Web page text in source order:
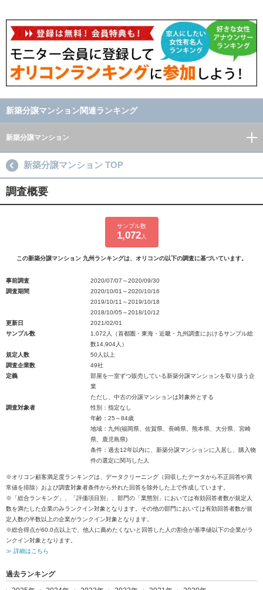
新築分譲マンション関連ランキング
新築分譲マンション
新築分譲マンション TOP
調査概要
サンプル数
1,072人
この新築分譲マンション 九州ランキングは、オリコンの以下の調査に基づいています。
事前調査
2020/07/07～2020/09/30
調査期間
2020/10/01～2020/10/16
2019/10/11～2019/10/18
2018/10/05～2018/10/12
更新日
2021/02/01
サンプル数
1,072人（首都圏・東海・近畿・九州調査におけるサンプル総
数14,904人）
規定人数
50人以上
調査企業数
49社
定義
部屋を一室ずつ販売している新築分譲マンションを取り扱う企
業
ただし、中古の分譲マンションは対象外とする
調査対象者
性別：指定なし
年齢：25～84歳
地域：九州(福岡県、佐賀県、長崎県、熊本県、大分県、宮崎
県、鹿児島県)
条件：過去12年以内に、新築分譲マンションに入居し、購入物
件の選定に関与した人
※オリコン顧客満足度ランキングは、データクリーニング（回収したデータから不正回答や異
常値を排除）および調査対象者条件から外れた回答を除外した上で作成しています。
※「総合ランキング」、「評価項目別」、部門の「業態別」においては有効回答者数が規定人
数を満たした企業のみランクイン対象となります。その他の部門においては有効回答者数が規
定人数の半数以上の企業がランクイン対象となります。
※総合得点が60.0点以上で、他人に薦めたくないと回答した人の割合が基準値以下の企業がラ
ンクイン対象となります。
≫ 詳細はこちら
過去ランキング